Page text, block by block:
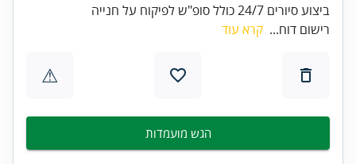
ביצוע סיורים 24/7 כולל סופ"ש לפיקוח על חנייה
רישום דוח... קרא עוד
⚠
הגש מועמדות